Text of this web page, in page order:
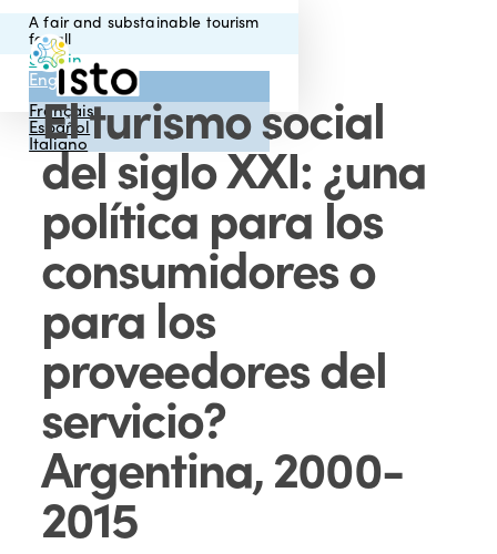
Skip
main
content
A fair and substainable tourism
for all
Sign in
English
Français
Español
Italiano
El turismo social
del siglo XXI: ¿una
política para los
consumidores o
para los
proveedores del
servicio?
Argentina, 2000-
2015